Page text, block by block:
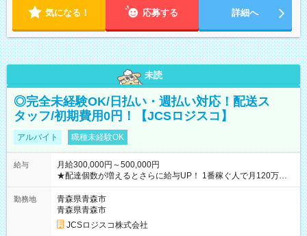
気になる！ 応募する 詳細へ
未読
◎完全未経験OK/日払い・週払い対応！配送ス
タッフ/初期費用0円！【JCSロジスコ】
アルバイト 職種未経験OK
給与
月給300,000円～500,000円
★配達個数が増えるとさらに給与UP！ 1番稼ぐ人で月120万ほ
ど！ ・主要都市エリア 月収55万円／週5日稼働 月収65万~112
万円／週6日稼働 ・地方郊外エリア 月収40万円／週5日稼働 月
収40万円~50万円／週6日稼働 ＜モデルイメージ＞ ■月収50万
円 (27歳男性/江東区在住)※元建築関係 1日150個配達×25日勤務
(日休み) ■月収80万円(43歳男性/墨田区在住)※元営業 1日200個
勤務地
青森県青森市
青森県青森市
JCSロジスコ株式会社